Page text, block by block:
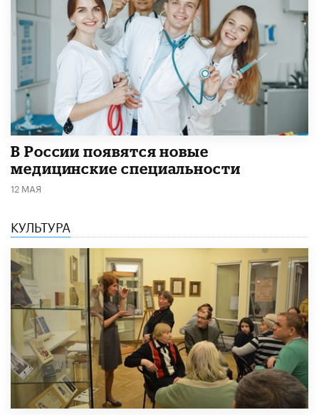
В России появятся новые
медицинские специальности
12 МАЯ
КУЛЬТУРА